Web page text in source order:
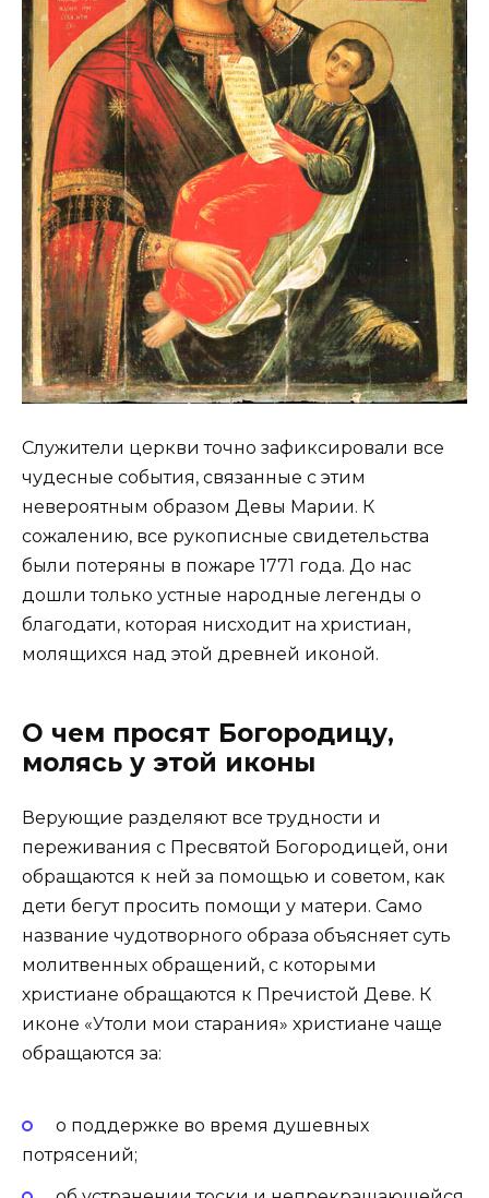
Служители церкви точно зафиксировали все
чудесные события, связанные с этим
невероятным образом Девы Марии. К
сожалению, все рукописные свидетельства
были потеряны в пожаре 1771 года. До нас
дошли только устные народные легенды о
благодати, которая нисходит на христиан,
молящихся над этой древней иконой.
О чем просят Богородицу,
молясь у этой иконы
Верующие разделяют все трудности и
переживания с Пресвятой Богородицей, они
обращаются к ней за помощью и советом, как
дети бегут просить помощи у матери. Само
название чудотворного образа объясняет суть
молитвенных обращений, с которыми
христиане обращаются к Пречистой Деве. К
иконе «Утоли мои старания» христиане чаще
обращаются за:
о поддержке во время душевных
потрясений;